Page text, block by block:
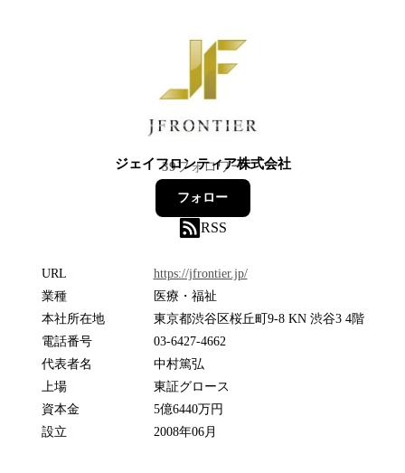
ジェイフロンティア株式会社
39フォロワー
フォロー
RSS
URL
https://jfrontier.jp/
業種
医療・福祉
本社所在地
東京都渋谷区桜丘町9-8 KN 渋谷3 4階
電話番号
03-6427-4662
代表者名
中村篤弘
上場
東証グロース
資本金
5億6440万円
設立
2008年06月